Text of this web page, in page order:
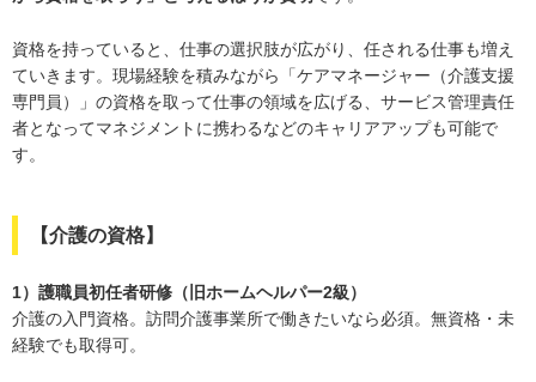
資格を持っていると、仕事の選択肢が広がり、任される仕事も増え
ていきます。現場経験を積みながら「ケアマネージャー（介護支援
専門員）」の資格を取って仕事の領域を広げる、サービス管理責任
者となってマネジメントに携わるなどのキャリアアップも可能で
す。
【介護の資格】
1）護職員初任者研修（旧ホームヘルパー2級）
介護の入門資格。訪問介護事業所で働きたいなら必須。無資格・未
経験でも取得可。